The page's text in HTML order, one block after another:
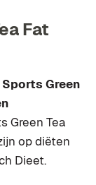
Fat
Green
Green Tea
op diëten
Dieet.